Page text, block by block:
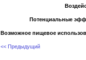
Потенциальные
Возможное пищевое
<< Предыдущий